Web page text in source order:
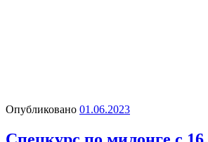
Опубликовано 01.06.2023